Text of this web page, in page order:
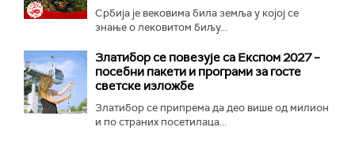
Србија је вековима била земља у којој се
знање о лековитом биљу...
Златибор се повезује са Експом 2027 –
посебни пакети и програми за госте
светске изложбе
Златибор се припрема да део више од милион
и по страних посетилаца...